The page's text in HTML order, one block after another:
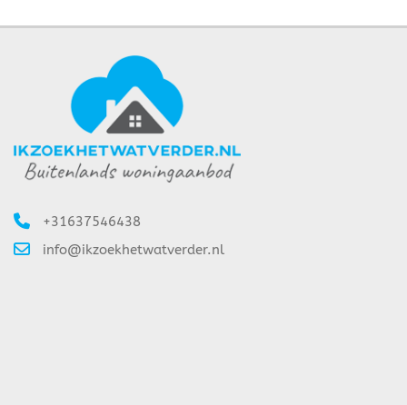
+31637546438
info@ikzoekhetwatverder.nl